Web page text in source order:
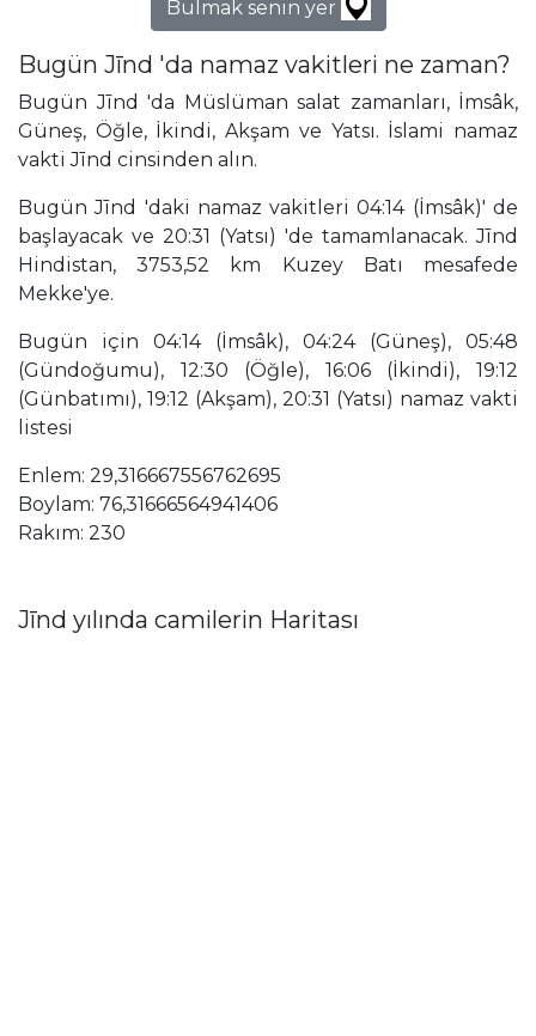
Bulmak senin yer
Bugün Jīnd 'da namaz vakitleri ne zaman?
Bugün Jīnd 'da Müslüman salat zamanları, İmsâk,
Güneş, Öğle, İkindi, Akşam ve Yatsı. İslami namaz
vakti Jīnd cinsinden alın.
Bugün Jīnd 'daki namaz vakitleri 04:14 (İmsâk)' de
başlayacak ve 20:31 (Yatsı) 'de tamamlanacak. Jīnd
Hindistan, 3753,52 km Kuzey Batı mesafede
Mekke'ye.
Bugün için 04:14 (İmsâk), 04:24 (Güneş), 05:48
(Gündoğumu), 12:30 (Öğle), 16:06 (İkindi), 19:12
(Günbatımı), 19:12 (Akşam), 20:31 (Yatsı) namaz vakti
listesi
Enlem: 29,316667556762695
Boylam: 76,31666564941406
Rakım: 230
Jīnd yılında camilerin Haritası